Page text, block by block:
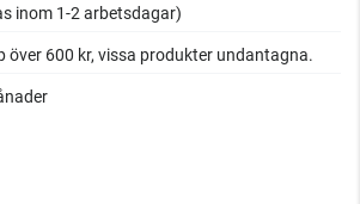
inom 1-2 arbetsdagar)
över 600 kr, vissa produkter undantagna.